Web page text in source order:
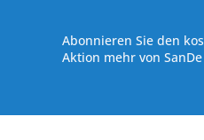
Abonnieren Sie den
Aktion mehr von